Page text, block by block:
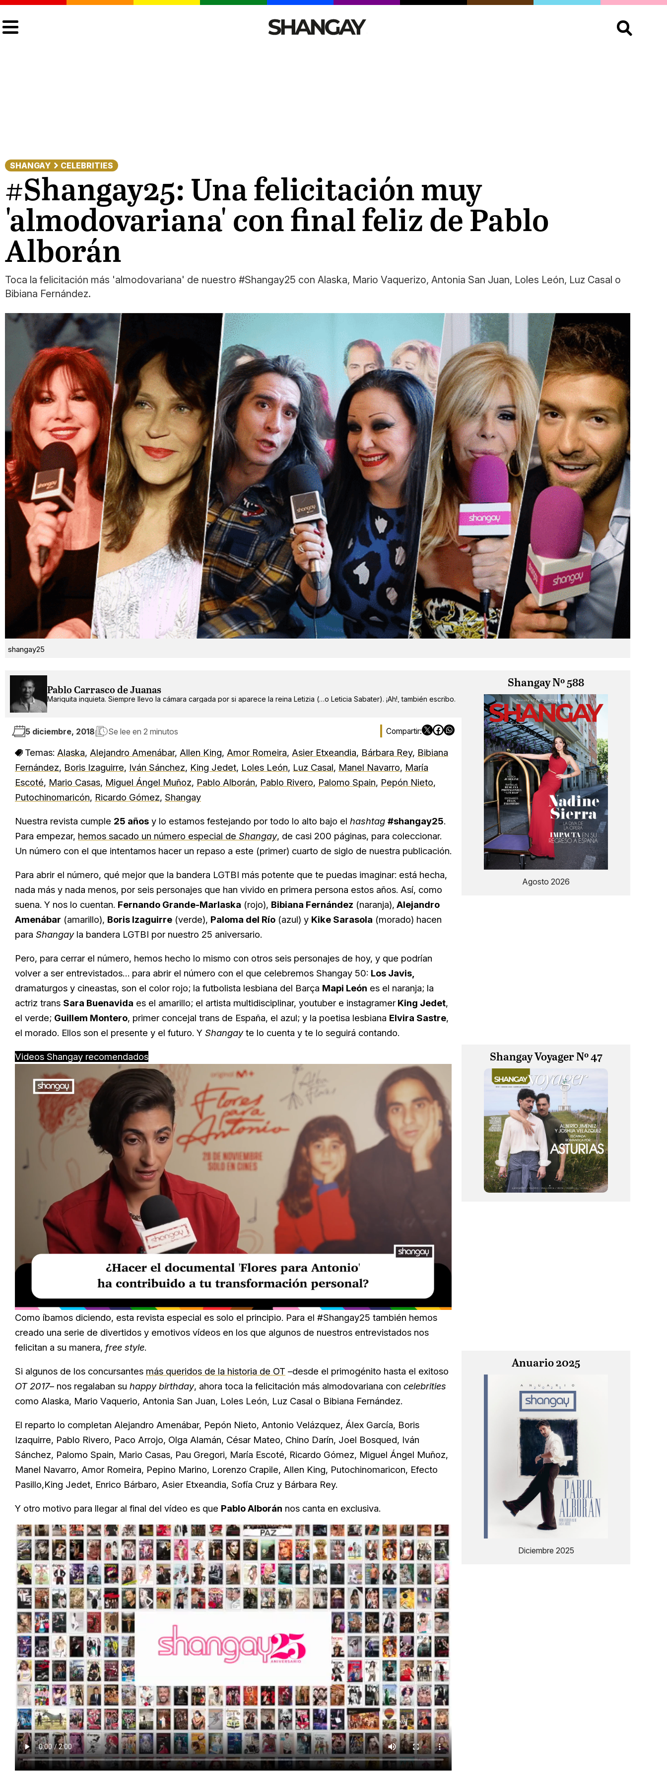
Buscar:
SHANGAY CELEBRITIES
#Shangay25: Una felicitación muy
'almodovariana' con final feliz de Pablo
Alborán
Toca la felicitación más 'almodovariana' de nuestro #Shangay25 con Alaska, Mario Vaquerizo, Antonia San Juan, Loles León, Luz Casal o
Bibiana Fernández.
shangay25
Pablo Carrasco de Juanas
Mariquita inquieta. Siempre llevo la cámara cargada por si aparece la reina Letizia (…o Leticia Sabater). ¡Ah!, también escribo.
5 diciembre, 2018 Se lee en 2 minutos
Temas: Alaska, Alejandro Amenábar, Allen King, Amor Romeira, Asier Etxeandia, Bárbara Rey, Bibiana
Fernández, Boris Izaguirre, Iván Sánchez, King Jedet, Loles León, Luz Casal, Manel Navarro, María
Escoté, Mario Casas, Miguel Ángel Muñoz, Pablo Alborán, Pablo Rivero, Palomo Spain, Pepón Nieto,
Putochinomaricón, Ricardo Gómez, Shangay
Nuestra revista cumple 25 años y lo estamos festejando por todo lo alto bajo el hashtag #shangay25.
Para empezar, hemos sacado un número especial de Shangay, de casi 200 páginas, para coleccionar.
Un número con el que intentamos hacer un repaso a este (primer) cuarto de siglo de nuestra publicación.
Para abrir el número, qué mejor que la bandera LGTBI más potente que te puedas imaginar: está hecha,
nada más y nada menos, por seis personajes que han vivido en primera persona estos años. Así, como
suena. Y nos lo cuentan. Fernando Grande-Marlaska (rojo), Bibiana Fernández (naranja), Alejandro
Amenábar (amarillo), Boris Izaguirre (verde), Paloma del Río (azul) y Kike Sarasola (morado) hacen
para Shangayla bandera LGTBI por nuestro 25 aniversario.
Pero, para cerrar el número, hemos hecho lo mismo con otros seis personajes de hoy, y que podrían
volver a ser entrevistados… para abrir el número con el que celebremos Shangay 50: Los Javis,
dramaturgos y cineastas, son el color rojo; la futbolista lesbiana del Barça Mapi León es el naranja; la
actriz trans Sara Buenavida es el amarillo; el artista multidisciplinar, youtuber e instagramer King Jedet,
el verde; Guillem Montero, primer concejal trans de España, el azul; y la poetisa lesbiana Elvira Sastre,
el morado. Ellos son el presente y el futuro. Y Shangayte lo cuenta y te lo seguirá contando.
Videos Shangay recomendados
20.99%
Como íbamos diciendo, esta revista especial es solo el principio. Para el #Shangay25 también hemos
creado una serie de divertidos y emotivos vídeos en los que algunos de nuestros entrevistados nos
felicitan a su manera, free style.
Si algunos de los concursantes más queridos de la historia de OT –desde el primogénito hasta el exitoso
OT 2017– nos regalaban su happy birthday, ahora toca la felicitación más almodovariana con celebrities
como Alaska, Mario Vaquerio, Antonia San Juan, Loles León, Luz Casal o Bibiana Fernández.
El reparto lo completan Alejandro Amenábar, Pepón Nieto, Antonio Velázquez, Álex García, Boris
Izaquirre, Pablo Rivero, Paco Arrojo, Olga Alamán, César Mateo, Chino Darín, Joel Bosqued, Iván
Sánchez, Palomo Spain, Mario Casas, Pau Gregori, María Escoté, Ricardo Gómez, Miguel Ángel Muñoz,
Manel Navarro, Amor Romeira, Pepino Marino, Lorenzo Crapile, Allen King, Putochinomaricon, Efecto
Pasillo,King Jedet, Enrico Bárbaro, Asier Etxeandia, Sofía Cruz y Bárbara Rey.
Y otro motivo para llegar al final del vídeo es que Pablo Alborán nos canta en exclusiva.
Shangay Nº 588
Agosto 2026
Shangay Voyager Nº 47
Anuario 2025
Diciembre 2025